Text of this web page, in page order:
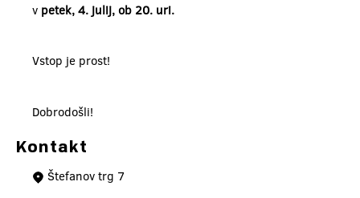
v petek, 4. julij, ob 20. uri.
Vstop je prost!
Dobrodošli!
Kontakt
Štefanov trg 7